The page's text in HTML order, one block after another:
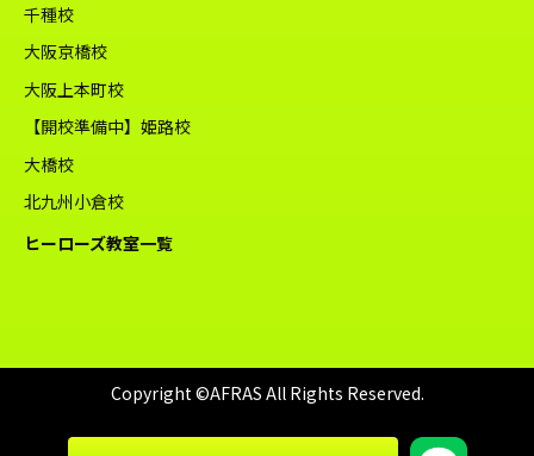
千種校
大阪京橋校
大阪上本町校
【開校準備中】姫路校
大橋校
北九州小倉校
ヒーローズ教室一覧
Copyright ©AFRAS All Rights Reserved.